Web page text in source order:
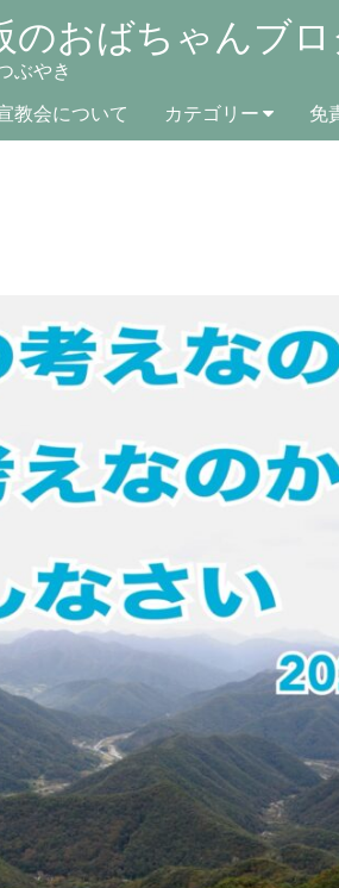
のおばちゃんブ
ぶやき
教会について
カテゴリー 免